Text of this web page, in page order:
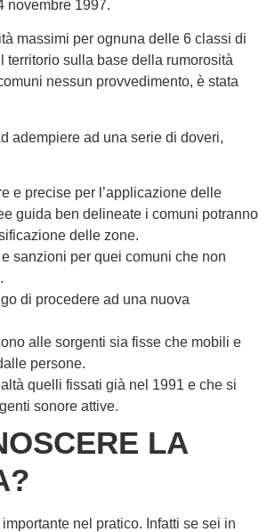
novembre 1997.
massimi per ognuna delle 6 classi di
territorio sulla base della rumorosità
nessun provvedimento, è stata
adempiere ad una serie di doveri,
e precise per l’applicazione delle
guida ben delineate i comuni potranno
delle zone.
sanzioni per quei comuni che non
di procedere ad una nuova
alle sorgenti sia fisse che mobili e
persone.
quelli fissati già nel 1991 e che si
sonore attive.
LA
nel pratico. Infatti se sei in